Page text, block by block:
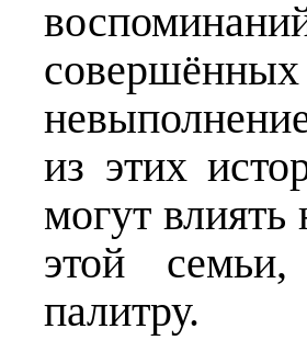
из этих
могут влиять
этой
палитру.